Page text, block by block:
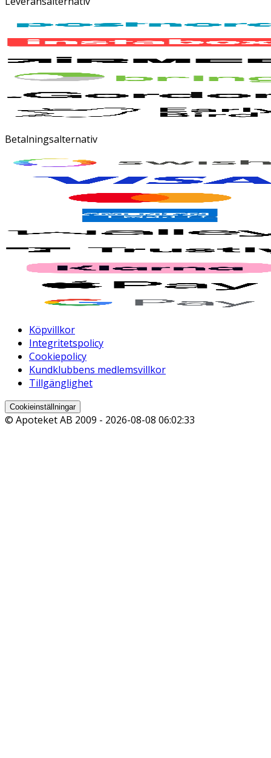
Betalningsalternativ
Köpvillkor
Integritetspolicy
Cookiepolicy
Kundklubbens medlemsvillkor
Tillgänglighet
Cookieinställningar
© Apoteket AB 2009 - 2026-08-08 06:02:33